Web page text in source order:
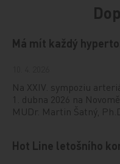
Má mít každý
Na XXIV. sympoziu
1. dubna 2026 na
MUDr. Martin Šatný,
Hot Line letošního